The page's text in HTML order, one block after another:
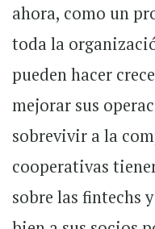
ahora, como un
toda la
pueden hacer
mejorar sus
sobrevivir a la
cooperativas
sobre las fintechs